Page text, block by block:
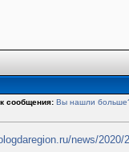
сообщения: Вы нашли
news/2020/